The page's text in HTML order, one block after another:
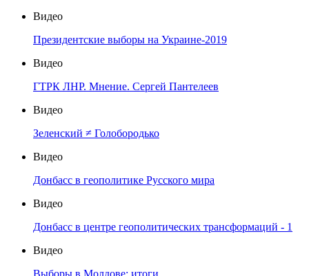
Видео
Президентские выборы на Украине-2019
Видео
ГТРК ЛНР. Мнение. Сергей Пантелеев
Видео
Зеленский ≠ Голобородько
Видео
Донбасс в геополитике Русского мира
Видео
Донбасс в центре геополитических трансформаций - 1
Видео